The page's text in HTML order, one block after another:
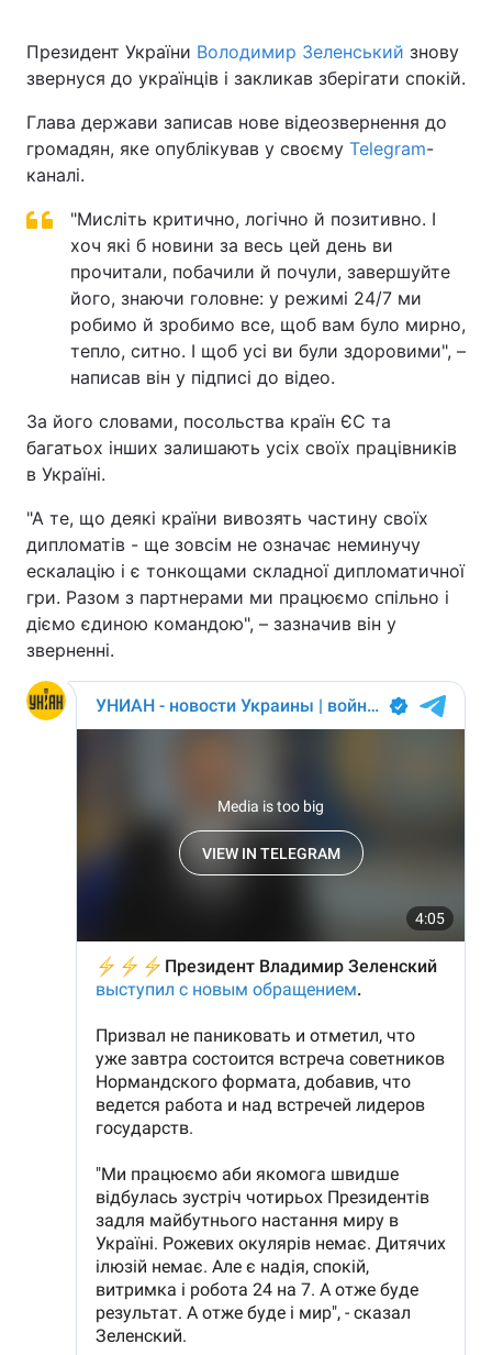
Президент України Володимир Зеленський знову
звернуся до українців і закликав зберігати спокій.
Глава держави записав нове відеозвернення до
громадян, яке опублікував у своєму Telegram-
каналі.
"Мисліть критично, логічно й позитивно. І
хоч які б новини за весь цей день ви
прочитали, побачили й почули, завершуйте
його, знаючи головне: у режимі 24/7 ми
робимо й зробимо все, щоб вам було мирно,
тепло, ситно. І щоб усі ви були здоровими", –
написав він у підписі до відео.
За його словами, посольства країн ЄС та
багатьох інших залишають усіх своїх працівників
в Україні.
"А те, що деякі країни вивозять частину своїх
дипломатів - ще зовсім не означає неминучу
ескалацію і є тонкощами складної дипломатичної
гри. Разом з партнерами ми працюємо спільно і
діємо єдиною командою", – зазначив він у
зверненні.